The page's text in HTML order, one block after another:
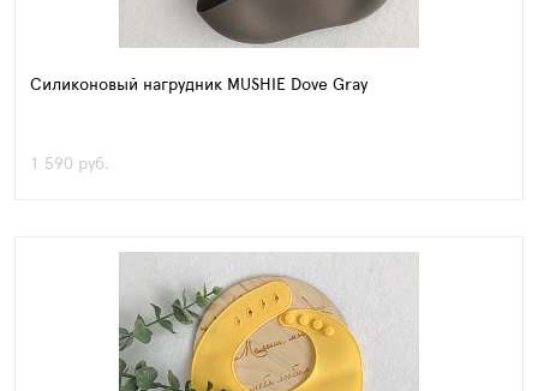
Силиконовый нагрудник MUSHIE Dove Gray
1 590 руб.